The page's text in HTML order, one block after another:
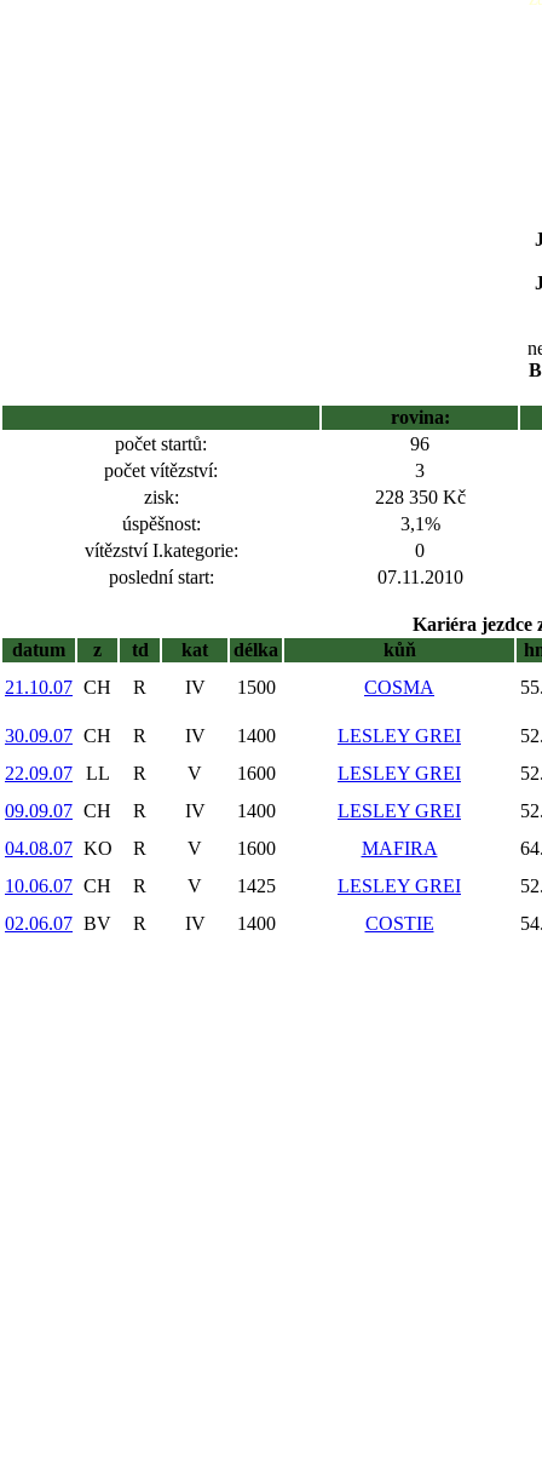
rovina:
počet startů:
96
počet vítězství:
3
zisk:
228 350 Kč
úspěšnost:
3,1%
vítězství I.kategorie:
0
poslední start:
07.11.2010
Kariéra jezdce
datum
z td kat délka kůň
21.10.07 CH R IV 1500 COSMA
30.09.07 CH R IV 1400 LESLEY GREI
22.09.07
LL R V 1600 LESLEY GREI
09.09.07 CH R IV 1400 LESLEY GREI
04.08.07 KO R V 1600 MAFIRA
10.06.07 CH R V 1425 LESLEY GREI
02.06.07 BV R IV 1400 COSTIE